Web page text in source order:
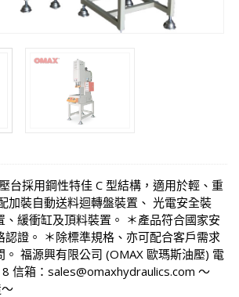
台採用鋼性特佳 C 型結構，適用於輕、重
加裝自動送料迴轉盤裝置、 光電安全裝
、緩衝缸及頂料裝置。 ＊產品符合國家安
認證。 ＊除標準規格、亦可配合客戶需求
。 福源興有限公司 (OMAX 歐瑪斯油壓) 電
信箱：sales@omaxhydraulics.com ～